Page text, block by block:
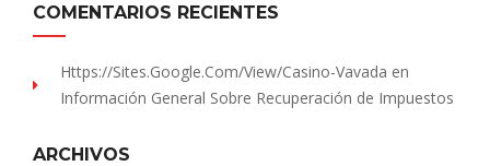
COMENTARIOS RECIENTES
Https://sites.Google.com/view/Casino-Vavada en
Información General Sobre Recuperación de Impuestos
ARCHIVOS